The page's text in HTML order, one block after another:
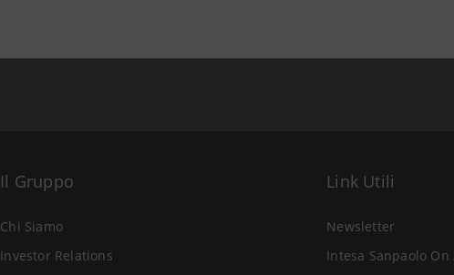
Il Gruppo
Chi Siamo
Investor Relations
Link Utili
Newsletter
Intesa Sanpaolo On